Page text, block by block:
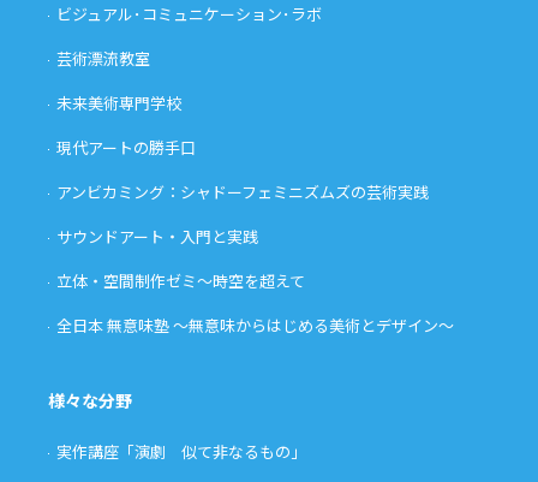
ビジュアル･コミュニケーション･ラボ
芸術漂流教室
未来美術専門学校
現代アートの勝手口
アンビカミング：シャドーフェミニズムズの芸術実践
サウンドアート・入門と実践
立体・空間制作ゼミ〜時空を超えて
全日本 無意味塾 〜無意味からはじめる美術とデザイン〜
様々な分野
実作講座「演劇 似て非なるもの」